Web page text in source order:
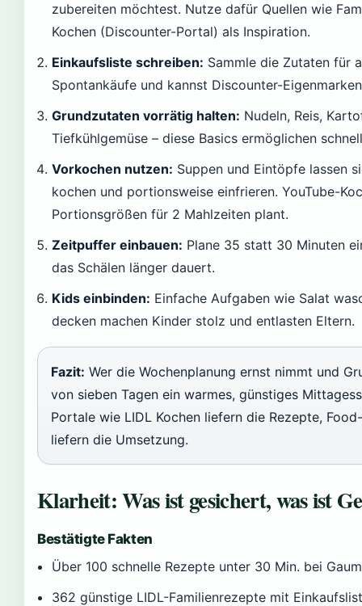
zubereiten möchtest. Nutze dafür Quellen wie
Kochen (Discounter-Portal) als Inspiration.
Einkaufsliste schreiben: Sammle die Zutaten für
Spontankäufe und kannst Discounter-
Grundzutaten vorrätig halten: Nudeln, Reis,
Tiefkühlgemüse – diese Basics ermöglichen
Vorkochen nutzen: Suppen und Eintöpfe lassen
kochen und portionsweise einfrieren. YouTube-
Portionsgrößen für 2 Mahlzeiten plant.
Zeitpuffer einbauen: Plane 35 statt 30 Minuten
das Schälen länger dauert.
Kids einbinden: Einfache Aufgaben wie Salat
decken machen Kinder stolz und entlasten Eltern.
Fazit: Wer die Wochenplanung ernst nimmt und
von sieben Tagen ein warmes, günstiges
Portale wie LIDL Kochen liefern die Rezepte,
liefern die Umsetzung.
Klarheit: Was ist gesichert, was ist
Bestätigte Fakten
Über 100 schnelle Rezepte unter 30 Min. bei
362 günstige LIDL-Familienrezepte mit